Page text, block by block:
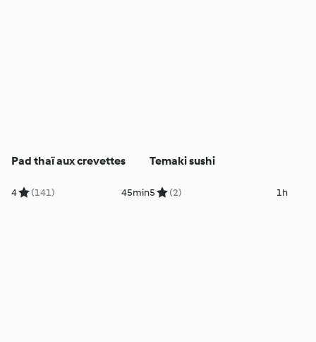
Pad thaï aux crevettes
4 (141) 45min
Temaki sushi
5 (2) 1h